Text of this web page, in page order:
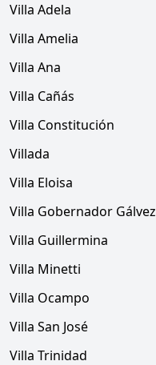
Villa Adela
Villa Amelia
Villa Ana
Villa Cañás
Villa Constitución
Villada
Villa Eloisa
Villa Gobernador Gálvez
Villa Guillermina
Villa Minetti
Villa Ocampo
Villa San José
Villa Trinidad